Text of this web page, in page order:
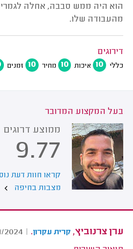
הוא היה ממש סבבה, אחלה לגמרי
מהעבודה שלו.
דירוגים
כללי 10 איכות 10 מחיר 10 זמנים
בעל המקצוע המדובר
ממוצע דרוגים
9.77
קראו חוות דעת
מצבות בחיפה
ערן צרנוביץ, קרית עקרון.
|
2024